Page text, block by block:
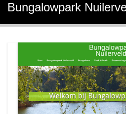
Bungalowpark